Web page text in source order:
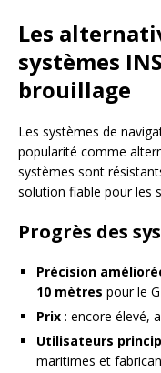
Les
systèmes
brouillage
Les systèmes de
popularité comme
systèmes sont
solution fiable pour les
Progrès des
Précision
10 mètres pour le
Prix : encore élevé,
Utilisateurs
maritimes et